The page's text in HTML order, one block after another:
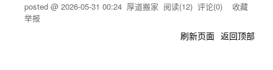
posted @ 2026-05-31 00:24 厚道搬家 阅读(12) 评论(0) 收藏
举报
刷新页面 返回顶部